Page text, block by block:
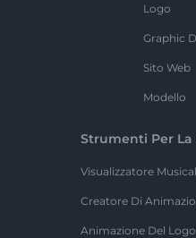
Logo
Graphic
Sito Web
Modello
Strumenti Per La
Visualizzatore
Creatore Di
Animazione Del Logo